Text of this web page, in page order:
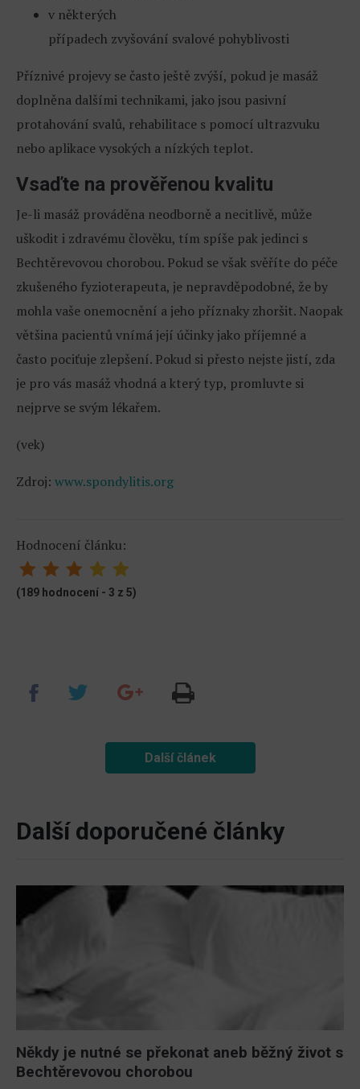
v některých
případech zvyšování svalové pohyblivosti
Příznivé projevy se často ještě zvýší, pokud je masáž
doplněna dalšími technikami, jako jsou pasivní
protahování svalů, rehabilitace s pomocí ultrazvuku
nebo aplikace vysokých a nízkých teplot.
Vsaďte na prověřenou kvalitu
Je-li masáž prováděna neodborně a necitlivě, může
uškodit i zdravému člověku, tím spíše pak jedinci s
Bechtěrevovou chorobou. Pokud se však svěříte do péče
zkušeného fyzioterapeuta, je nepravděpodobné, že by
mohla vaše onemocnění a jeho příznaky zhoršit. Naopak
většina pacientů vnímá její účinky jako příjemné a
často pociťuje zlepšení. Pokud si přesto nejste jistí, zda
je pro vás masáž vhodná a který typ, promluvte si
nejprve se svým lékařem.
(vek)
Zdroj: www.spondylitis.org
Hodnocení článku:
(189 hodnocení - 3 z 5)
Další článek
Další doporučené články
Někdy je nutné se překonat aneb běžný život s
Bechtěrevovou chorobou